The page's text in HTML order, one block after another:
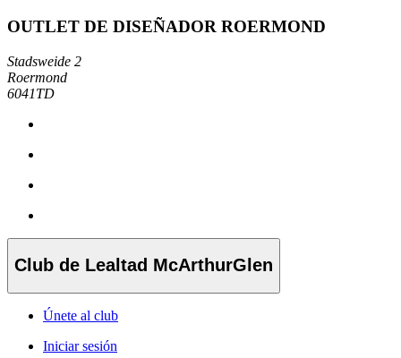
OUTLET DE DISEÑADOR ROERMOND
Stadsweide 2
Roermond
6041TD
Club de Lealtad McArthurGlen
Únete al club
Iniciar sesión